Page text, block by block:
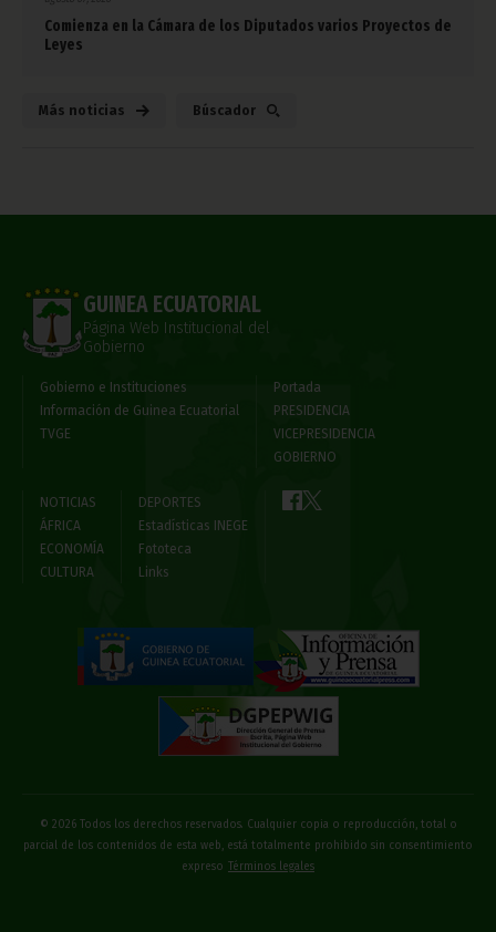
Comienza en la Cámara de los Diputados varios Proyectos de
Leyes
Más noticias Búscador
GUINEA ECUATORIAL
Página Web Institucional del
Gobierno
Gobierno e Instituciones
Información de Guinea Ecuatorial
TVGE
Portada
PRESIDENCIA
VICEPRESIDENCIA
GOBIERNO
NOTICIAS
ÁFRICA
ECONOMÍA
CULTURA
DEPORTES
Estadísticas INEGE
Fototeca
Links
© 2026 Todos los derechos reservados. Cualquier copia o reproducción, total o
parcial de los contenidos de esta web, está totalmente prohibido sin consentimiento
expreso
Términos legales